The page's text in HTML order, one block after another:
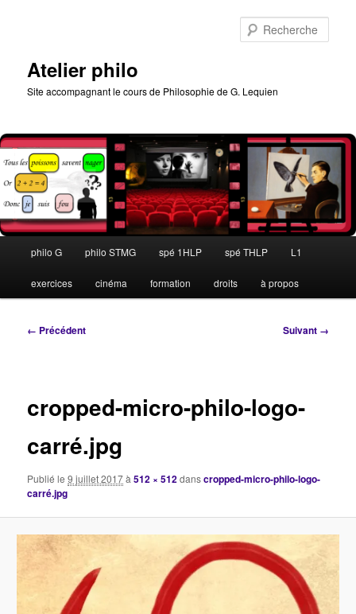
Atelier philo
Site accompagnant le cours de Philosophie de G. Lequien
principal
philo G philo STMG spé 1HLP spé THLP L1
exercices cinéma formation droits à propos
Navigation
← Précédent Suivant →
cropped-micro-philo-logo-
carré.jpg
Publié le9 juillet 2017à512 × 512danscropped-micro-philo-logo-
carré.jpg